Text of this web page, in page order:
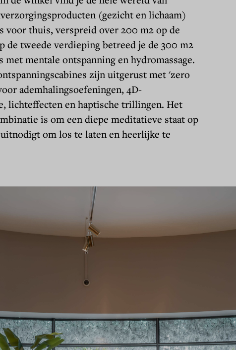
vindt het belangrijk om transparant te zijn in het gebruik van
gebruikerservaring te bieden en om bezoekersaantallen op onze
(gezicht en lichaam)
voorthuis, verspreid over 200 m2 op de
de tweede verdieping betreed je de 300 m2
met mentale ontspanningenhydromassage.
zijn uitgerust met 'zero
ademhalingsoefeningen, 4D-
lichteffecten en haptische trillingen. Het
is om eendiepe meditatieve staatop
om los te laten en heerlijke te